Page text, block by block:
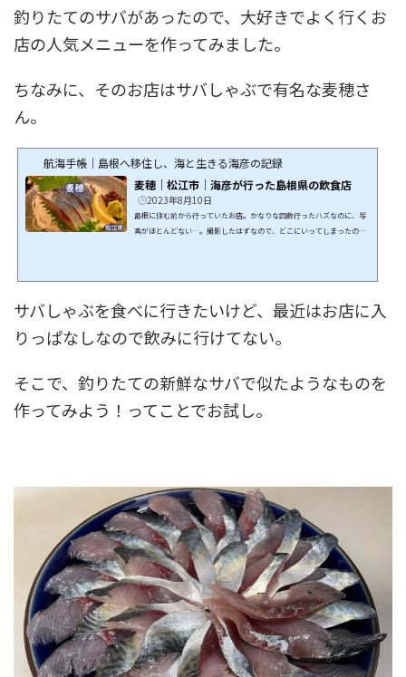
釣りたてのサバがあったので、大好きでよく行くお
店の人気メニューを作ってみました。
ちなみに、そのお店はサバしゃぶで有名な麦穂さ
ん。
航海手帳｜島根へ移住し、海と生きる海彦の記録
麦穂｜松江市｜海彦が行った島根県の飲食店
2023年8月10日
島根に住む前から行っていたお店。かなりな回数行ったハズなのに、写
真がほとんどない…。撮影したはずなので、どこにいってしまったの
63島根県松江市寺町1880852-67-2477
サバしゃぶを食べに行きたいけど、最近はお店に入
りっぱなしなので飲みに行けてない。
そこで、釣りたての新鮮なサバで似たようなものを
作ってみよう！ってことでお試し。